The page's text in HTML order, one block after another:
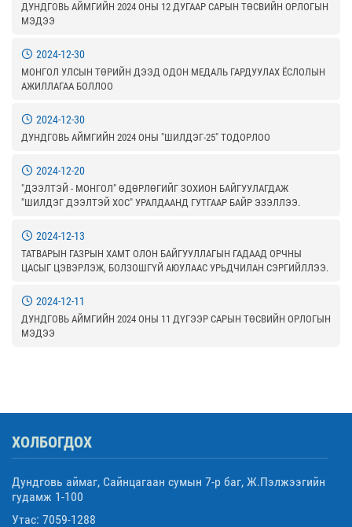
ДУНДГОВЬ АЙМГИЙН 2024 ОНЫ 12 ДУГААР САРЫН ТӨСВИЙН ОРЛОГЫН
МЭДЭЭ
2024-12-30
МОНГОЛ УЛСЫН ТӨРИЙН ДЭЭД ОДОН МЕДАЛЬ ГАРДУУЛАХ ЁСЛОЛЫН
АЖИЛЛАГАА БОЛЛОО
2024-12-30
ДУНДГОВЬ АЙМГИЙН 2024 ОНЫ "ШИЛДЭГ-25" ТОДОРЛОО
2024-12-20
"ДЭЭЛТЭЙ - МОНГОЛ" ӨДӨРЛӨГИЙГ ЗОХИОН БАЙГУУЛАГДАЖ
"ШИЛДЭГ ДЭЭЛТЭЙ ХОС" УРАЛДААНД ГУТГААР БАЙР ЭЗЭЛЛЭЭ.
2024-12-13
ТАТВАРЫН ГАЗРЫН ХАМТ ОЛОН БАЙГУУЛЛАГЫН ГАДААД ОРЧНЫ
ЦАСЫГ ЦЭВЭРЛЭЖ, БОЛЗОШГҮЙ АЮУЛААС УРЬДЧИЛАН СЭРГИЙЛЛЭЭ.
2024-12-11
ДУНДГОВЬ АЙМГИЙН 2024 ОНЫ 11 ДҮГЭЭР САРЫН ТӨСВИЙН ОРЛОГЫН
МЭДЭЭ
ХОЛБОГДОХ
Дундговь аймаг, Сайнцагаан сумын 7-р баг, Ж.Пэлжээгийн
гудамж 1-100
Утас: 7059-1288